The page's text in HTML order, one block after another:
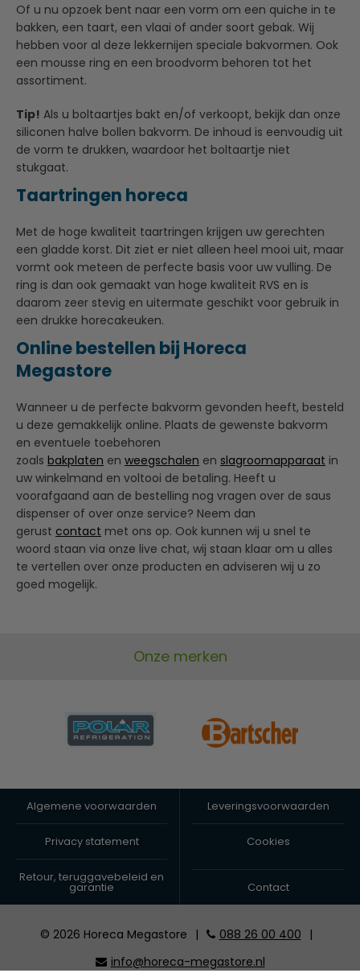
Of u nu opzoek bent naar een vorm om een quiche in te
bakken, een taart, een vlaai of ander soort gebak. Wij
hebben voor al deze lekkernijen speciale bakvormen. Ook
een mousse ring en een broodvorm behoren tot het
assortiment.
Tip! Als u boltaartjes bakt en/of verkoopt, bekijk dan onze
siliconen halve bollen bakvorm. De inhoud is eenvoudig uit
de vorm te drukken, waardoor het boltaartje niet
stukgaat.
Taartringen horeca
Met de hoge kwaliteit taartringen krijgen uw gerechten
een gladde korst. Dit ziet er niet alleen heel mooi uit, maar
vormt ook meteen de perfecte basis voor uw vulling. De
ring is dan ook gemaakt van hoge kwaliteit RVS en is
daarom zeer stevig en uitermate geschikt voor gebruik in
een drukke horecakeuken.
Online bestellen bij Horeca
Megastore
Wanneer u de perfecte bakvorm gevonden heeft, besteld
u deze gemakkelijk online. Plaats de gewenste bakvorm
en eventuele toebehoren
zoals bakplaten en weegschalen en slagroomapparaat in
uw winkelmand en voltooi de betaling. Heeft u
voorafgaand aan de bestelling nog vragen over de saus
dispenser of over onze service? Neem dan
gerust contact met ons op. Ook kunnen wij u snel te
woord staan via onze live chat, wij staan klaar om u alles
te vertellen over onze producten en adviseren wij u zo
goed mogelijk.
Onze merken
Algemene voorwaarden Leveringsvoorwaarden
Privacy statement Cookies
Retour, teruggavebeleid en
garantie Contact
© 2026 Horeca Megastore | 088 26 00 400
|
info@horeca-megastore.nl